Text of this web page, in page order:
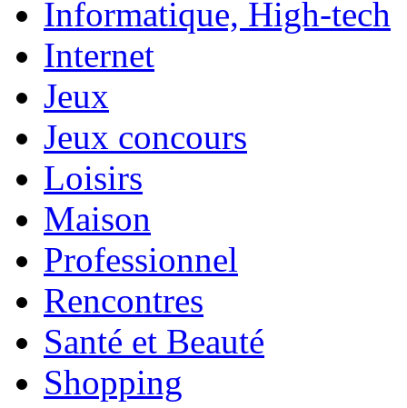
Informatique, High-tech
Internet
Jeux
Jeux concours
Loisirs
Maison
Professionnel
Rencontres
Santé et Beauté
Shopping